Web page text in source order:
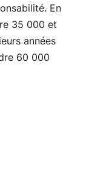
En
35 000 et
années
60 000